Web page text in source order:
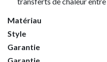
Matériau
Style
Garantie